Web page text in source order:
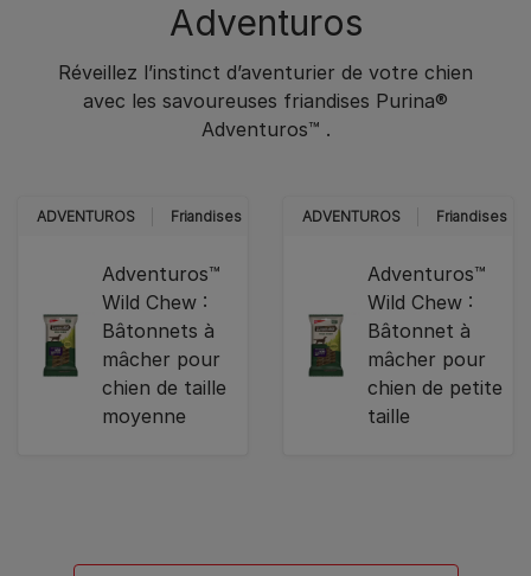
Adventuros
Réveillez l’instinct d’aventurier de votre chien
avec les savoureuses friandises Purina®
Adventuros™ .​
ADVENTUROS Friandises
Adventuros™
Wild Chew :
Bâtonnets à
mâcher pour
chien de taille
moyenne
ADVENTUROS Friandises
Adventuros™
Wild Chew :
Bâtonnet à
mâcher pour
chien de petite
taille